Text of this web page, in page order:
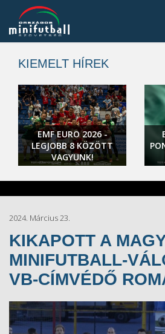
KIEMELT HÍREK
EMF EURO 2026 -
LEGJOBB 8 KÖZÖTT
VAGYUNK!
2024. Március 23.
KIKAPOTT A
MINIFUTBALL-
VB-CÍMVÉDŐ